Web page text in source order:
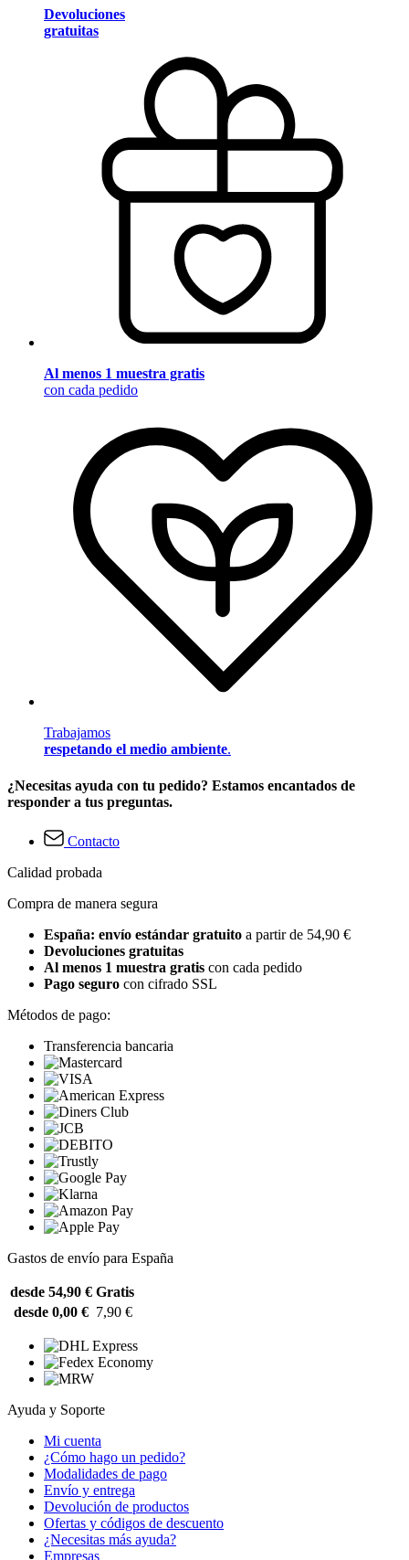
Devoluciones
gratuitas
Al menos 1 muestra gratis
con cada pedido
Trabajamos
respetando el medio ambiente.
¿Necesitas ayuda con tu pedido? Estamos encantados de
responder a tus preguntas.
Contacto
Calidad probada
Compra de manera segura
España: envío estándar gratuito a partir de 54,90 €
Devoluciones gratuitas
Al menos 1 muestra gratis con cada pedido
Pago seguro con cifrado SSL
Métodos de pago:
Transferencia bancaria
Gastos de envío para España
desde 54,90 € Gratis
desde 0,00 € 7,90 €
Ayuda y Soporte
Mi cuenta
¿Cómo hago un pedido?
Modalidades de pago
Envío y entrega
Devolución de productos
Ofertas y códigos de descuento
¿Necesitas más ayuda?
Empresas